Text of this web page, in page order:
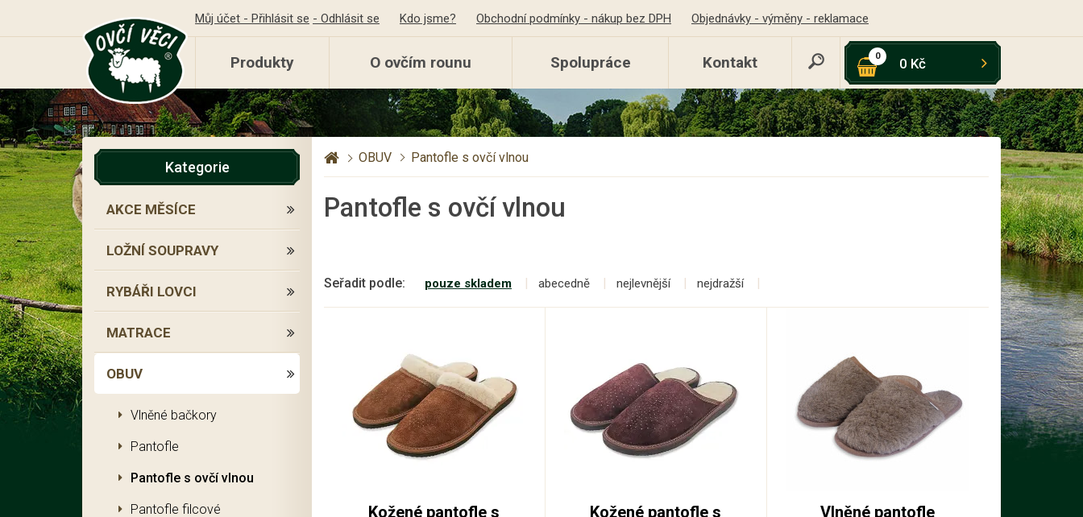
Můj účet - Přihlásit se - Odhlásit se Kdo jsme? Obchodní podmínky - nákup bez DPH Objednávky - výměny - reklamace
Produkty O ovčím rounu Spolupráce Kontakt 0 0 Kč
Kategorie
AKCE MĚSÍCE
LOŽNÍ SOUPRAVY
RYBÁŘI LOVCI
MATRACE
OBUV
Vlněné bačkory
Pantofle
Pantofle s ovčí vlnou
Pantofle filcové
OBUV Pantofle s ovčí vlnou
Pantofle s ovčí vlnou
Seřadit podle: pouze skladem abecedně nejlevnější nejdražší
Kožené pantofle s
Kožené pantofle s
Vlněné pantofle